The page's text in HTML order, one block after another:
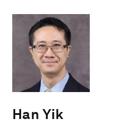
Han Yik